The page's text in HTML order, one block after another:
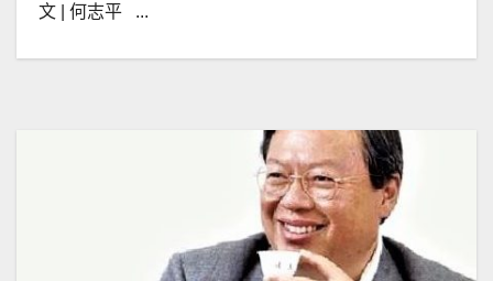
文 | 何志平 ...